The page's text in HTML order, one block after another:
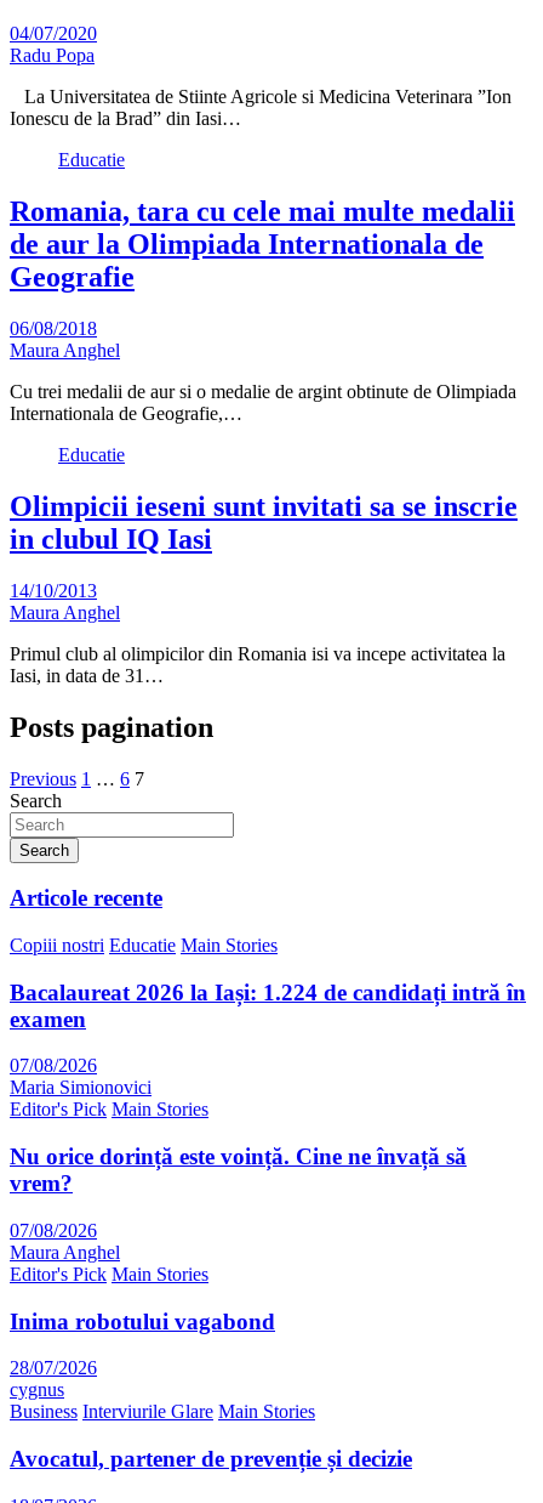
04/07/2020
Radu Popa
La Universitatea de Stiinte Agricole si Medicina Veterinara ”Ion
Ionescu de la Brad” din Iasi…
Educatie
Romania, tara cu cele mai multe medalii
de aur la Olimpiada Internationala de
Geografie
06/08/2018
Maura Anghel
Cu trei medalii de aur si o medalie de argint obtinute de Olimpiada
Internationala de Geografie,…
Educatie
Olimpicii ieseni sunt invitati sa se inscrie
in clubul IQ Iasi
14/10/2013
Maura Anghel
Primul club al olimpicilor din Romania isi va incepe activitatea la
Iasi, in data de 31…
Posts pagination
Previous 1 … 6 7
Search
Search
Articole recente
Copiii nostri Educatie Main Stories
Bacalaureat 2026 la Iași: 1.224 de candidați intră în
examen
07/08/2026
Maria Simionovici
Editor's Pick Main Stories
Nu orice dorință este voință. Cine ne învață să
vrem?
07/08/2026
Maura Anghel
Editor's Pick Main Stories
Inima robotului vagabond
28/07/2026
cygnus
Business Interviurile Glare Main Stories
Avocatul, partener de prevenție și decizie